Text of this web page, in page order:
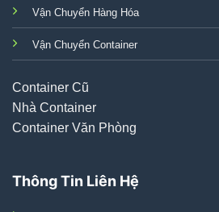
Vận Chuyển Hàng Hóa
Vận Chuyển Container
Container Cũ
Nhà Container
Container Văn Phòng
Thông Tin Liên Hệ